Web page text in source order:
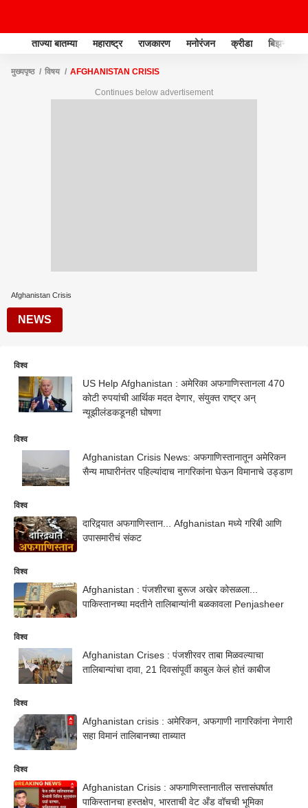
ताज्या बातम्या महाराष्ट्र राजकारण मनोरंजन क्रीडा बिझनेस
मुख्यपृष्ठ विषय AFGHANISTAN CRISIS
Continues below advertisement
Afghanistan Crisis
NEWS
विश्व
US Help Afghanistan : अमेरिका अफगाणिस्तानला 470
कोटी रुपयांची आर्थिक मदत देणार, संयुक्त राष्ट्र अन्
न्यूझीलंडकडूनही घोषणा
विश्व
Afghanistan Crisis News: अफगाणिस्तानातून अमेरिकन
सैन्य माघारीनंतर पहिल्यांदाच नागरिकांना घेऊन विमानाचे उड्डाण
विश्व
दारिद्र्यात अफगाणिस्तान... Afghanistan मध्ये गरिबी आणि
उपासमारीचं संकट
विश्व
Afghanistan : पंजशीरचा बुरूज अखेर कोसळला...
पाकिस्तानच्या मदतीने तालिबान्यांनी बळकावला Penjasheer
विश्व
Afghanistan Crises : पंजशीरवर ताबा मिळवल्याचा
तालिबान्यांचा दावा, 21 दिवसांपूर्वी काबुल केलं होतं काबीज
विश्व
Afghanistan crisis : अमेरिकन, अफगाणी नागरिकांना नेणारी
सहा विमानं तालिबानच्या ताब्यात
विश्व
Afghanistan Crisis : अफगाणिस्तानातील सत्तासंघर्षात
पाकिस्तानचा हस्तक्षेप, भारताची वेट अँड वॉचची भूमिका